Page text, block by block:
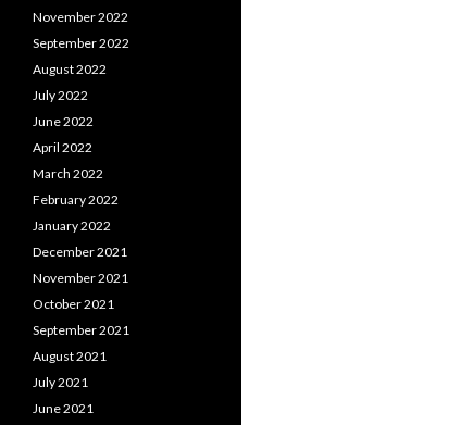
November 2022
September 2022
August 2022
July 2022
June 2022
April 2022
March 2022
February 2022
January 2022
December 2021
November 2021
October 2021
September 2021
August 2021
July 2021
June 2021